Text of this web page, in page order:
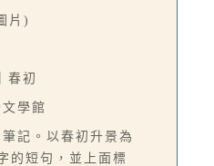
片)
春初
學館
記。以春初升景為
的短句，並上面標